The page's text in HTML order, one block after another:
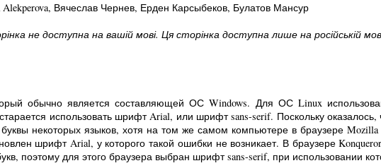
Alekperova, Вячеслав Чернев, Ерден Карсыбеков, Булатов Мансур
не доступна на вашій мові. Ця сторінка доступна лише на російській
обычно является составляющей ОС Windows. Для ОС Linux
использовать шрифт Arial, или шрифт sans-serif. Поскольку
некоторых языков, хотя на том же самом компьютере в браузере
шрифт Arial, у которого такой ошибки не возникает. В браузере
поэтому для этого браузера выбран шрифт sans-serif, при использовании